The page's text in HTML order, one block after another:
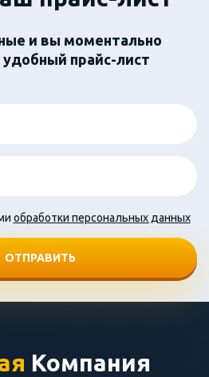
и вы моментально
прайс-лист
ОТПРАВИТЬ
обработки персональных данных
Компания